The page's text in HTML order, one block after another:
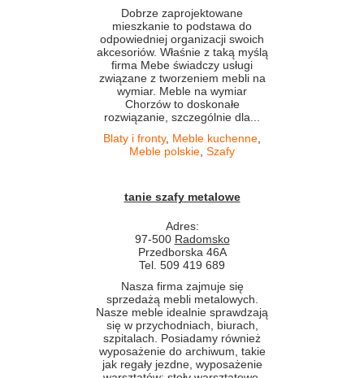
Dobrze zaprojektowane
mieszkanie to podstawa do
odpowiedniej organizacji swoich
akcesoriów. Właśnie z taką myślą
firma Mebe świadczy usługi
związane z tworzeniem mebli na
wymiar. Meble na wymiar
Chorzów to doskonałe
rozwiązanie, szczególnie dla...
Blaty i fronty, Meble kuchenne,
Meble polskie, Szafy
tanie szafy metalowe
Adres:
97-500 Radomsko
Przedborska 46A
Tel. 509 419 689
Nasza firma zajmuje się
sprzedażą mebli metalowych.
Nasze meble idealnie sprawdzają
się w przychodniach, biurach,
szpitalach. Posiadamy również
wyposażenie do archiwum, takie
jak regały jezdne, wyposażenie